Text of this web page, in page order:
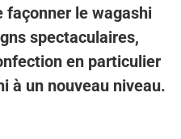
façonner le wagashi
spectaculaires,
en particulier
à un nouveau niveau.